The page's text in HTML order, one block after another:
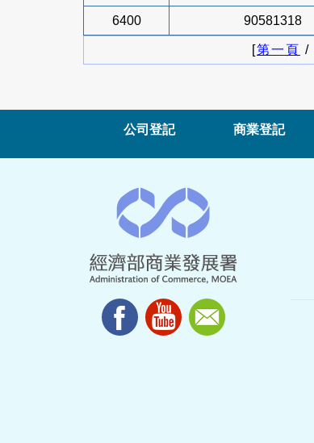
6400 90581318
[第一頁 /
公司登記 商業登記